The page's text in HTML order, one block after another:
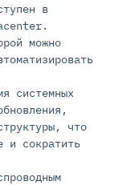
в
можно
системных
что
и сократить